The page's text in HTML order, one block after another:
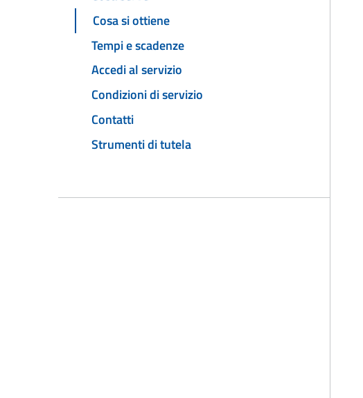
Cosa si ottiene
Tempi e scadenze
Accedi al servizio
Condizioni di servizio
Contatti
Strumenti di tutela